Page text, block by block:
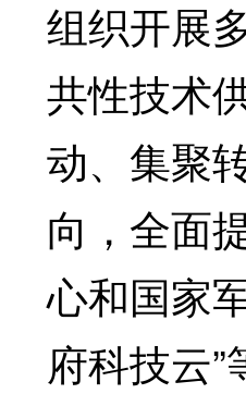
组织开展
共性技术
动、集聚
向，全面
心和国家
府科技云